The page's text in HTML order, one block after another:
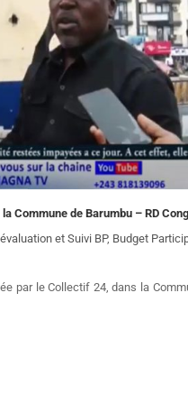
Commune de Barumbu – RD
et Suivi BP, Budget
par le Collectif 24, dans la